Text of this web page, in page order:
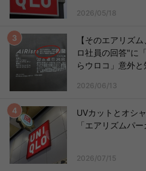
2026/05/18
【そのエアリズ
ロ社員の回答"に
らウロコ」意外
2026/06/13
UVカットとオシ
「エアリズムパ
2026/07/15